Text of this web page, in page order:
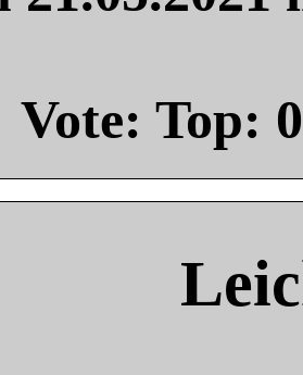
Vote: Top: 0